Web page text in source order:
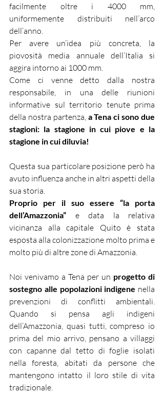
facilmente oltre i 4000 mm,
uniformemente distribuiti nell’arco
dell’anno.
Per avere un’idea più concreta, la
piovosità media annuale dell’Italia si
aggira intorno ai 1000 mm.
Come ci venne detto dalla nostra
responsabile, in una delle riunioni
informative sul territorio tenute prima
della nostra partenza, a Tena ci sono due
stagioni: la stagione in cui piove e la
stagione in cui diluvia!
Questa sua particolare posizione però ha
avuto influenza anche in altri aspetti della
sua storia.
Proprio per il suo essere “la porta
dell’Amazzonia” e data la relativa
vicinanza alla capitale Quito è stata
esposta alla colonizzazione molto prima e
molto più di altre zone di Amazzonia.
Noi venivamo a Tena per un progetto di
sostegno alle popolazioni indigene nella
prevenzioni di conflitti ambientali.
Quando si pensa agli indigeni
dell’Amazzonia, quasi tutti, compreso io
prima del mio arrivo, pensano a villaggi
con capanne dal tetto di foglie isolati
nella foresta, abitati da persone che
mantengono intatto il loro stile di vita
tradizionale.